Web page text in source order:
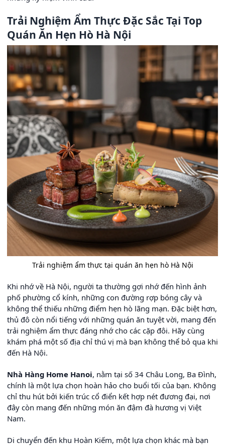
Trải Nghiệm Ẩm Thực Đặc Sắc Tại Top
Quán Ăn Hẹn Hò Hà Nội
Trải nghiệm ẩm thực tại quán ăn hẹn hò Hà Nội
Khi nhớ về Hà Nội, người ta thường gợi nhớ đến hình ảnh
phố phường cổ kính, những con đường rợp bóng cây và
không thể thiếu những điểm hẹn hò lãng mạn. Đặc biệt hơn,
thủ đô còn nổi tiếng với những quán ăn tuyệt vời, mang đến
trải nghiệm ẩm thực đáng nhớ cho các cặp đôi. Hãy cùng
khám phá một số địa chỉ thú vị mà bạn không thể bỏ qua khi
đến Hà Nội.
Nhà Hàng Home Hanoi, nằm tại số 34 Châu Long, Ba Đình,
chính là một lựa chọn hoàn hảo cho buổi tối của bạn. Không
chỉ thu hút bởi kiến trúc cổ điển kết hợp nét đương đại, nơi
đây còn mang đến những món ăn đậm đà hương vị Việt
Nam.
Di chuyển đến khu Hoàn Kiếm, một lựa chọn khác mà bạn